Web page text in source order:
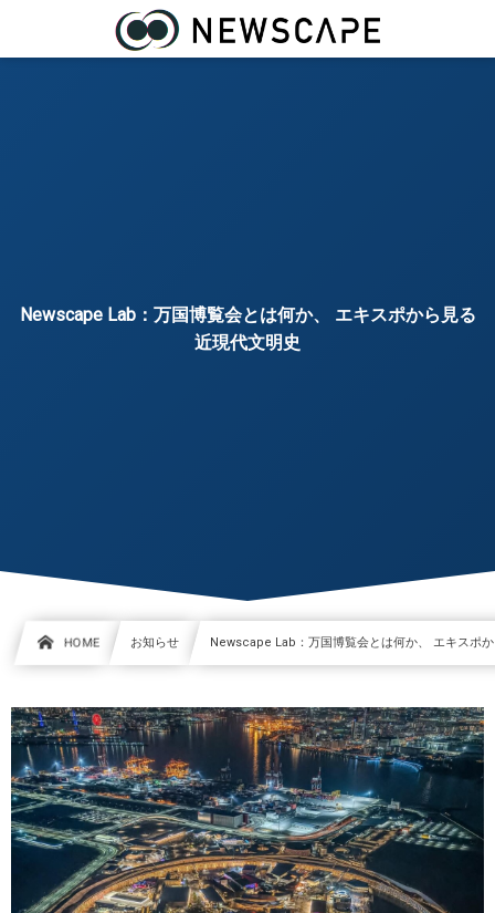
Newscape Lab：万国博覧会とは何か、 エキスポから見る
近現代文明史
HOME お知らせ Newscape Lab：万国博覧会とは何か、 エキスポ